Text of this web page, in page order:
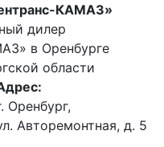
КАМАЗ»
дилер
в Оренбурге
области
Оренбург,
Авторемонтная, д. 5